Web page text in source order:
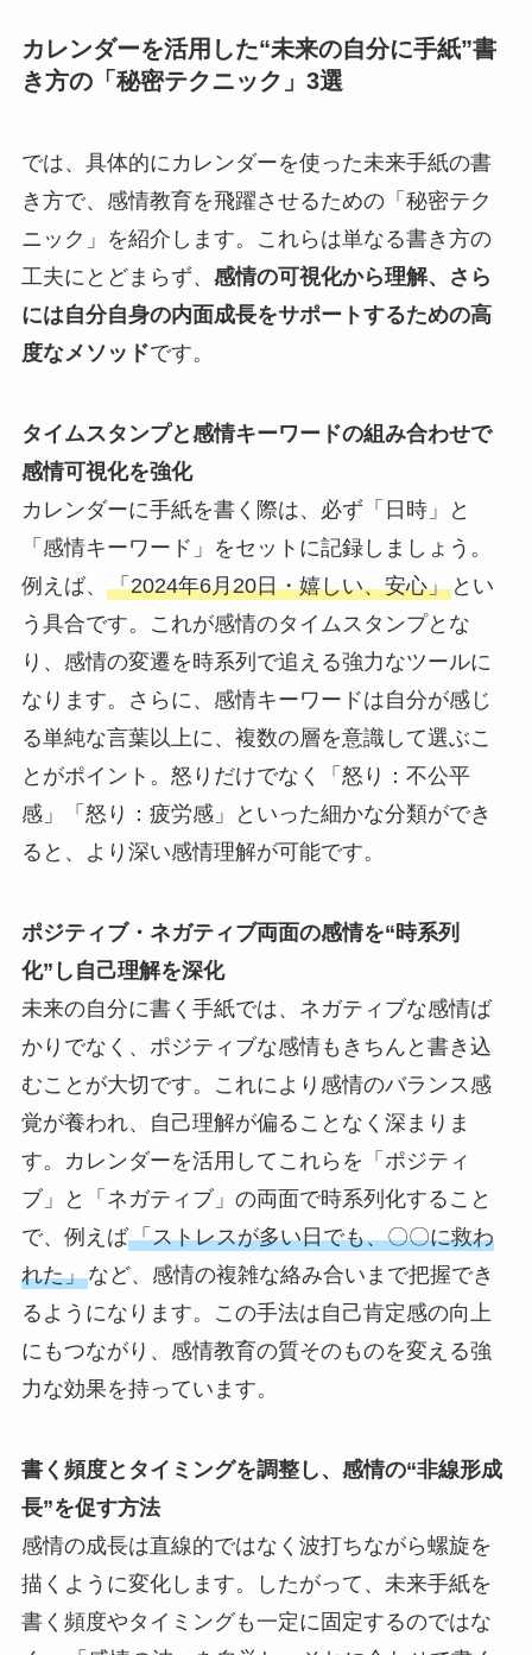
カレンダーを活用した“未来の自分に手紙”書
き方の「秘密テクニック」3選
では、具体的にカレンダーを使った未来手紙の書
き方で、感情教育を飛躍させるための「秘密テク
ニック」を紹介します。これらは単なる書き方の
工夫にとどまらず、 感情の可視化から理解、さら
には自分自身の内面成長をサポートするための高
度なメソッドです。
タイムスタンプと感情キーワードの組み合わせで
感情可視化を強化
カレンダーに手紙を書く際は、必ず「日時」と
「感情キーワード」をセットに記録しましょう。
例えば、 「2024年6月20日・嬉しい、安心」とい
う具合です。これが感情のタイムスタンプとな
り、感情の変遷を時系列で追える強力なツールに
なります。さらに、感情キーワードは自分が感じ
る単純な言葉以上に、複数の層を意識して選ぶこ
とがポイント。怒りだけでなく「怒り：不公平
感」「怒り：疲労感」といった細かな分類ができ
ると、より深い感情理解が可能です。
ポジティブ・ネガティブ両面の感情を“時系列
化”し自己理解を深化
未来の自分に書く手紙では、ネガティブな感情ば
かりでなく、ポジティブな感情もきちんと書き込
むことが大切です。これにより感情のバランス感
覚が養われ、自己理解が偏ることなく深まりま
す。カレンダーを活用してこれらを「ポジティ
ブ」と「ネガティブ」の両面で時系列化すること
で、例えば「ストレスが多い日でも、〇〇に救わ
れた」など、感情の複雑な絡み合いまで把握でき
るようになります。この手法は自己肯定感の向上
にもつながり、感情教育の質そのものを変える強
力な効果を持っています。
書く頻度とタイミングを調整し、感情の“非線形成
長”を促す方法
感情の成長は直線的ではなく波打ちながら螺旋を
描くように変化します。したがって、未来手紙を
書く頻度やタイミングも一定に固定するのではな